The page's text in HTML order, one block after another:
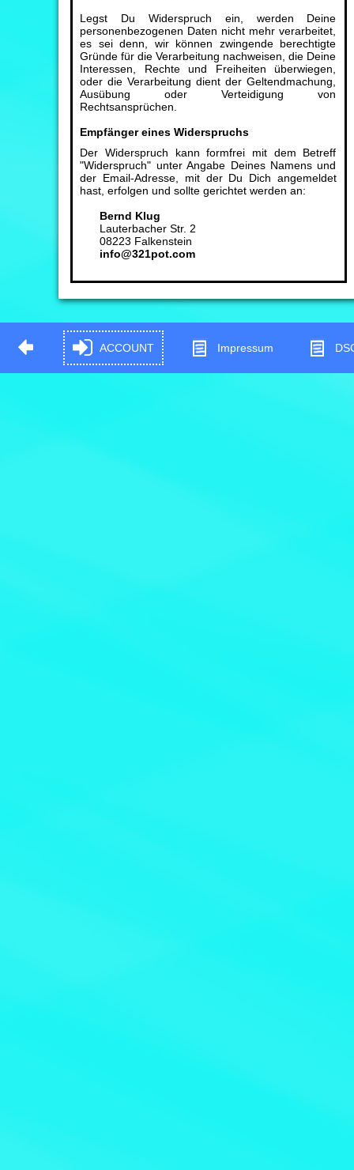
Legst Du Widerspruch ein, werden Deine
personenbezogenen Daten nicht mehr verarbeitet,
es sei denn, wir können zwingende berechtigte
Gründe für die Verarbeitung nachweisen, die Deine
Interessen, Rechte und Freiheiten überwiegen,
oder die Verarbeitung dient der Geltendmachung,
Ausübung oder Verteidigung von
Rechtsansprüchen.
Empfänger eines Widerspruchs
Der Widerspruch kann formfrei mit dem Betreff
"Widerspruch" unter Angabe Deines Namens und
der Email-Adresse, mit der Du Dich angemeldet
hast, erfolgen und sollte gerichtet werden an:
Bernd Klug
Lauterbacher Str. 2
08223 Falkenstein
info@321pot.com
ACCOUNT Impressum